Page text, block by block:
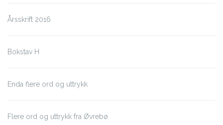
Årsskrift 2016
Bokstav H
Enda flere ord og uttrykk
Flere ord og uttrykk fra Øvrebø